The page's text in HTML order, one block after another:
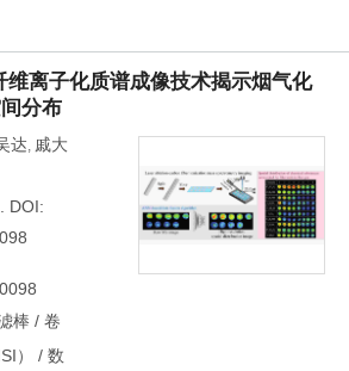
维离子化质谱成像技术揭示烟气化
分布
达, 戚大
DOI:
棒 / 卷
） / 数